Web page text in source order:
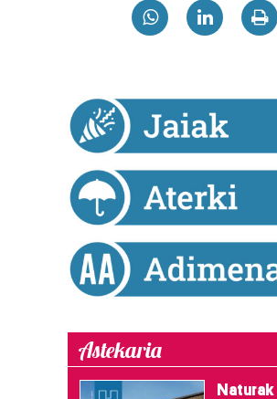
interes komertzial legitimoetan
Lortu zure datu pertsonalak
buruzko informazio gehiago eta ezarri
datuen atalean. Edozein unetan alda
zure baimena Cookieen adierazpenean.
Webgune honek cookie propioak eta
fitxategiak erabiltzen ditu. Zure
zerbitzuak hobetzeko asmoz, cookie
erabiltzeko baimen esplizitua ematen
Astekaria